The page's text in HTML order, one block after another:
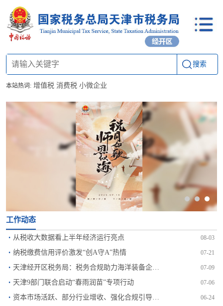
搜索
本站热词: 增值税 消费税 小微企业
工作动态
· 从税收大数据看上半年经济运行亮点 08-03
· 纳税缴费信用评价激发“创A守A”热情 07-21
· 天津经开区税务局：税务合规助力海洋装备企业高质量发展 07-09
· 天津9部门联合启动“春雨润苗”专项行动 07-06
· 资本市场活跃、部分行业增收、强化合规引导三大因素推动个人... 06-24